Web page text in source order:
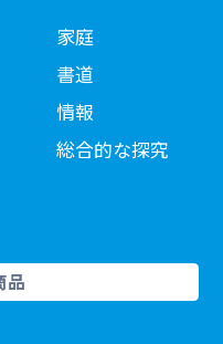
家庭
書道
情報
総合的な探究
品